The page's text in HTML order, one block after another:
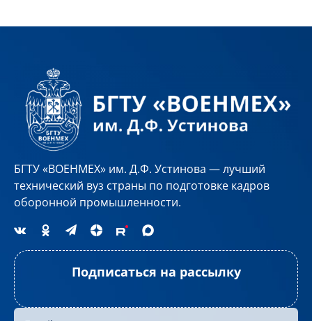
БГТУ «ВОЕНМЕХ» им. Д.Ф. Устинова — лучший
технический вуз страны по подготовке кадров
оборонной промышленности.
Подписаться на рассылку